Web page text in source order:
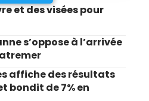
et des visées pour
s’oppose à l’arrivée
affiche des résultats
bondit de 7% en